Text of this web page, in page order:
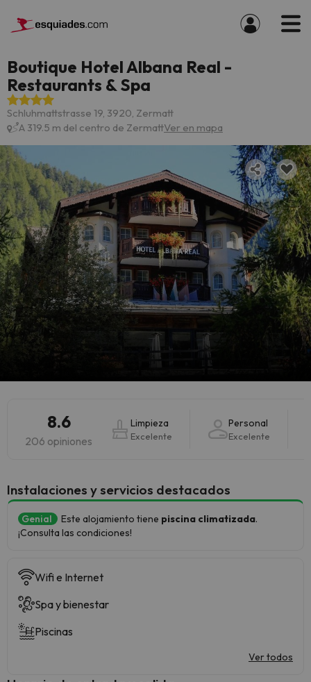
Boutique Hotel Albana Real -
Restaurants & Spa
Schluhmattstrasse 19, 3920, Zermatt
A 319.5 m del centro de ZermattVer en mapa
8.6
206 opiniones
Limpieza
Excelente
Personal
Excelente
Instalaciones y servicios destacados
Genial Este alojamiento tiene piscina climatizada.
¡Consulta las condiciones!
Wifi e Internet
Spa y bienestar
Piscinas
Ver todos